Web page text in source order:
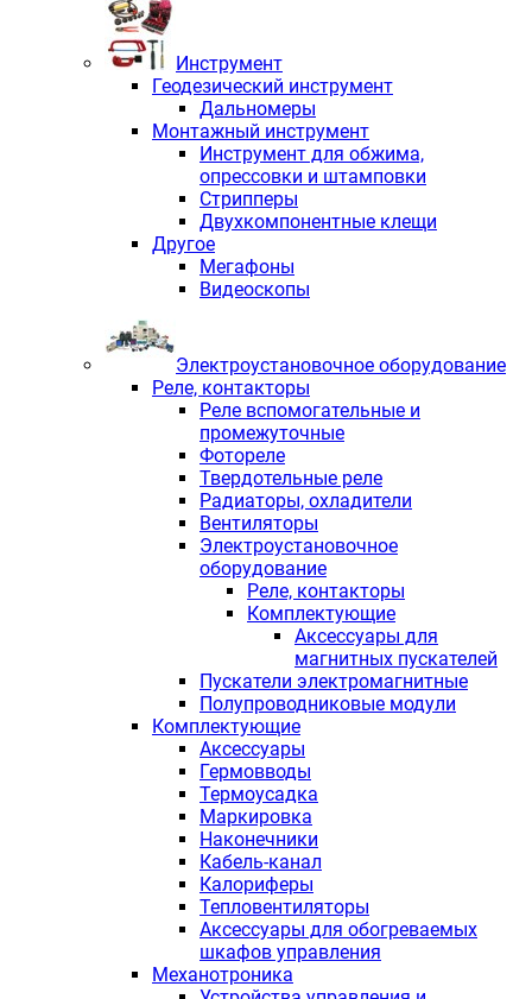
Инструмент
Геодезический инструмент
Дальномеры
Монтажный инструмент
Инструмент для обжима,
опрессовки и штамповки
Стрипперы
Двухкомпонентные клещи
Другое
Мегафоны
Видеоскопы
Электроустановочное оборудование
Реле, контакторы
Реле вспомогательные и
промежуточные
Фотореле
Твердотельные реле
Радиаторы, охладители
Вентиляторы
Электроустановочное
оборудование
Реле, контакторы
Комплектующие
Аксессуары для
магнитных пускателей
Пускатели электромагнитные
Полупроводниковые модули
Комплектующие
Аксессуары
Гермовводы
Термоусадка
Маркировка
Наконечники
Кабель-канал
Калориферы
Тепловентиляторы
Аксессуары для обогреваемых
шкафов управления
Механотроника